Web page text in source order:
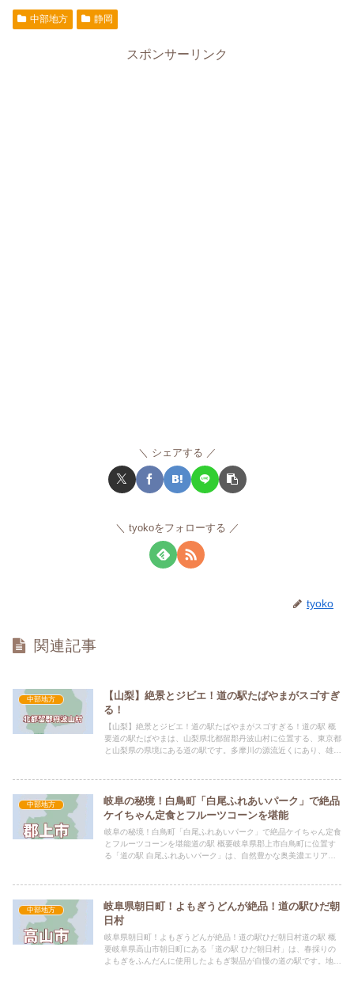
中部地方 静岡
スポンサーリンク
シェアする
tyokoをフォローする
tyoko
関連記事
中部地方
【山梨】絶景とジビエ！道の駅たばやまがスゴすぎ
る！
【山梨】絶景とジビエ！道の駅たばやまがスゴすぎる！道の駅 概
要道の駅たばやまは、山梨県北都留郡丹波山村に位置する、東京都
と山梨県の県境にある道の駅です。多摩川の源流近くにあり、雄大
中部地方
岐阜の秘境！白鳥町「白尾ふれあいパーク」で絶品
ケイちゃん定食とフルーツコーンを堪能
岐阜の秘境！白鳥町「白尾ふれあいパーク」で絶品ケイちゃん定食
とフルーツコーンを堪能道の駅 概要岐阜県郡上市白鳥町に位置す
る「道の駅 白尾ふれあいパーク」は、自然豊かな奥美濃エリアに
中部地方
岐阜県朝日町！よもぎうどんが絶品！道の駅ひだ朝
日村
岐阜県朝日町！よもぎうどんが絶品！道の駅ひだ朝日村道の駅 概
要岐阜県高山市朝日町にある「道の駅 ひだ朝日村」は、春採りの
よもぎをふんだんに使用したよもぎ製品が自慢の道の駅です。地元